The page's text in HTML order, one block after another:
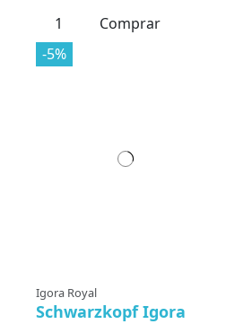
Comprar
-5%
Igora Royal
Schwarzkopf Igora